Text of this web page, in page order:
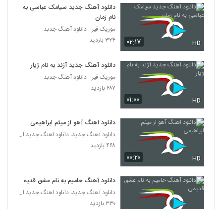
۰۲:۱۷ HD
دانلود آهنگ جدید سیامک عباسی به
نام زمان
موزیک قیر - دانلود آهنگ جدبد
۳۲۴ بازدید
۰۱:۰۰ HD
دانلود آهنگ جدید آژند به نام ژیار
موزیک قیر - دانلود آهنگ جدبد
۲۸۷ بازدید
۰۰:۲۰ HD
دانلود اهنگ آهو از میثم ابراهیمی
دانلود آهنگ جدید، دانلود اهنگ جدید ایرانی
۴۶۸ بازدید
دانلود آهنگ حامیم به نام عشق قدیمی
دانلود آهنگ جدید، دانلود اهنگ جدید ایرانی
۳۳۰ بازدید